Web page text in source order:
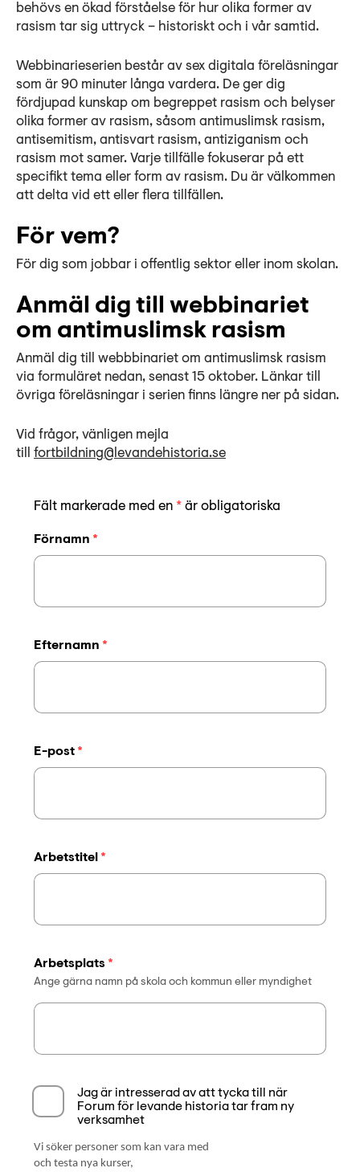
behövs en ökad förståelse för hur olika former av
rasism tar sig uttryck – historiskt och i vår samtid.
Webbinarieserien består av sex digitala föreläsningar
som är 90 minuter långa vardera. De ger dig
fördjupad kunskap om begreppet rasism och belyser
olika former av rasism, såsom antimuslimsk rasism,
antisemitism, antisvart rasism, antiziganism och
rasism mot samer. Varje tillfälle fokuserar på ett
specifikt tema eller form av rasism. Du är välkommen
att delta vid ett eller flera tillfällen.
För vem?
För dig som jobbar i offentlig sektor eller inom skolan.
Anmäl dig till webbinariet
om antimuslimsk rasism
Anmäl dig till webbbinariet om antimuslimsk rasism
via formuläret nedan, senast 15 oktober. Länkar till
övriga föreläsningar i serien finns längre ner på sidan.
Vid frågor, vänligen mejla
till fortbildning@levandehistoria.se